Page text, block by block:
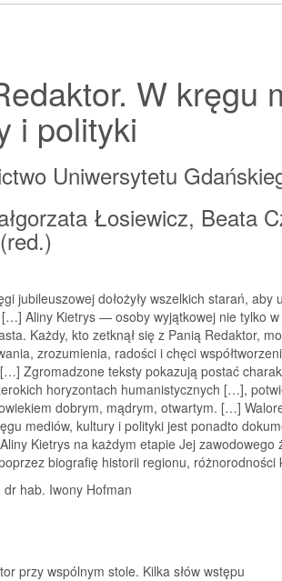
W kręgu
i polityki
Uniwersytetu
Łosiewicz, Beata
jubileuszowej dołożyły wszelkich starań, aby
Aliny Kietrys — osoby wyjątkowej nie tylko
Każdy, kto zetknął się z Panią Redaktor,
zrozumienia, radości i chęci
Zgromadzone teksty pokazują postać
horyzontach humanistycznych […],
dobrym, mądrym, otwartym. […]
mediów, kultury i polityki jest ponadto
Kietrys na każdym etapie Jej zawodowego
biografię historii regionu, różnorodności
hab. Iwony Hofman
przy wspólnym stole. Kilka słów wstępu